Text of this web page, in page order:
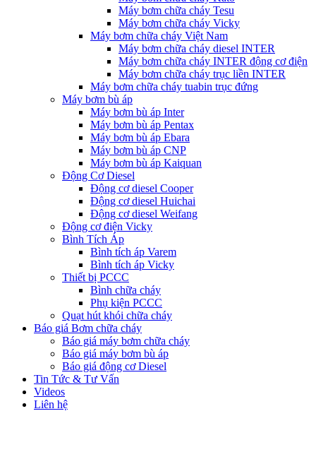
Máy bơm chữa cháy Tesu
Máy bơm chữa cháy Vicky
Máy bơm chữa cháy Việt Nam
Máy bơm chữa cháy diesel INTER
Máy bơm chữa cháy INTER động cơ điện
Máy bơm chữa cháy trục liền INTER
Máy bơm chữa cháy tuabin trục đứng
Máy bơm bù áp
Máy bơm bù áp Inter
Máy bơm bù áp Pentax
Máy bơm bù áp Ebara
Máy bơm bù áp CNP
Máy bơm bù áp Kaiquan
Động Cơ Diesel
Động cơ diesel Cooper
Động cơ diesel Huichai
Động cơ diesel Weifang
Động cơ điện Vicky
Bình Tích Áp
Bình tích áp Varem
Bình tích áp Vicky
Thiết bị PCCC
Bình chữa cháy
Phụ kiện PCCC
Quạt hút khói chữa cháy
Báo giá Bơm chữa cháy
Báo giá máy bơm chữa cháy
Báo giá máy bơm bù áp
Báo giá động cơ Diesel
Tin Tức & Tư Vấn
Videos
Liên hệ